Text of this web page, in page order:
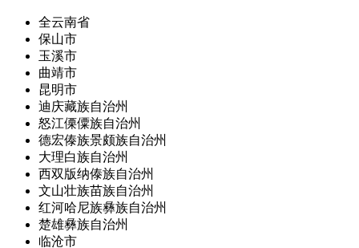
全云南省
保山市
玉溪市
曲靖市
昆明市
迪庆藏族自治州
怒江傈僳族自治州
德宏傣族景颇族自治州
大理白族自治州
西双版纳傣族自治州
文山壮族苗族自治州
红河哈尼族彝族自治州
楚雄彝族自治州
临沧市